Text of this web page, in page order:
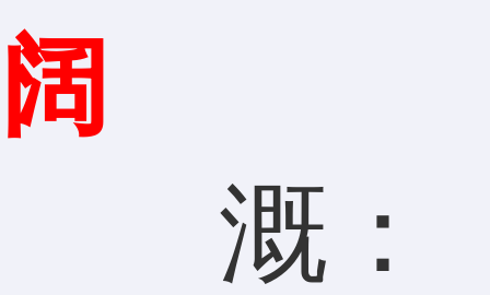
阔
溉：